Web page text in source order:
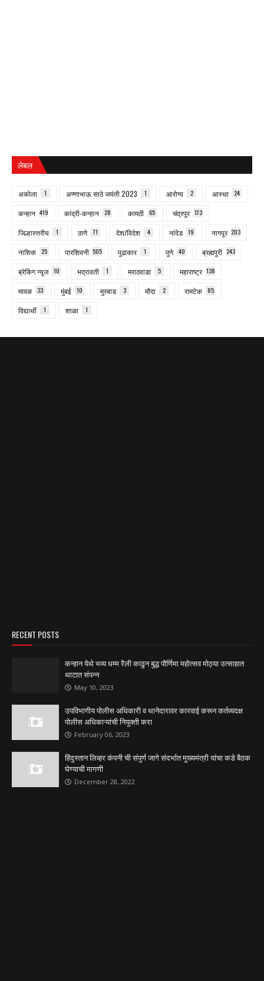
लेबल
अकोला 1 अण्णाभाऊ साठे जयंती 2023 1 आरोग्य 2 आस्था 24
कन्हान 419 कांद्री-कन्हान 28 कामठी 65 चंद्रपूर 173
जिल्हास्तरीय 1 ठाणे 71 देश/विदेश 4 नांदेड 19 नागपूर 203
नाशिक 25 पारशिवनी 505 पुढाकार 1 पुणे 40 ब्रह्मपुरी 243
ब्रेकिंग न्यूज 10 भद्रावती 1 मराठवाडा 5 महाराष्ट्र 138
मावळ 33 मुंबई 10 मुरबाड 3 मौदा 2 रामटेक 85
विद्यार्थी 1 शाळा 1
RECENT POSTS
कन्हान येथे भव्य धम्म रैली काढुन बुद्ध पौर्णिमा महोत्सव मोठ्या उत्साहात
थाटात संपन्न
May 10, 2023
उपविभागीय पोलीस अधिकारी व थानेदारावर कारवाई करून कर्तव्यदक्ष
पोलीस अधिकाऱ्यांची नियुक्ती करा
February 06, 2023
हिंदुस्तान लिव्हर कंपनी ची संपुर्ण जागे संदर्भात मुख्यमंत्री यांचा कडे बैठक
घेण्याची मागणी
December 28, 2022